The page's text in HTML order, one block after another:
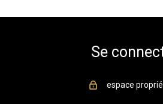
Se
espace